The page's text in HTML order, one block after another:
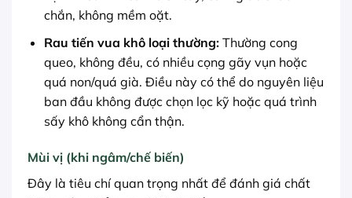
chắn, không mềm oặt.
Rau tiến vua khô loại thường:Thường cong
queo, không đều, có nhiều cọng gãy vụn hoặc
quá non/quá già. Điều này có thể do nguyên liệu
ban đầu không được chọn lọc kỹ hoặc quá trình
sấy khô không cẩn thận.
Mùi vị (khi ngâm/chế biến)
Đây là tiêu chí quan trọng nhất để đánh giá chất